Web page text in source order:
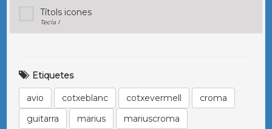
Títols icones
Tecla I
Etiquetes
avio cotxeblanc cotxevermell
croma
guitarra
marius mariuscroma